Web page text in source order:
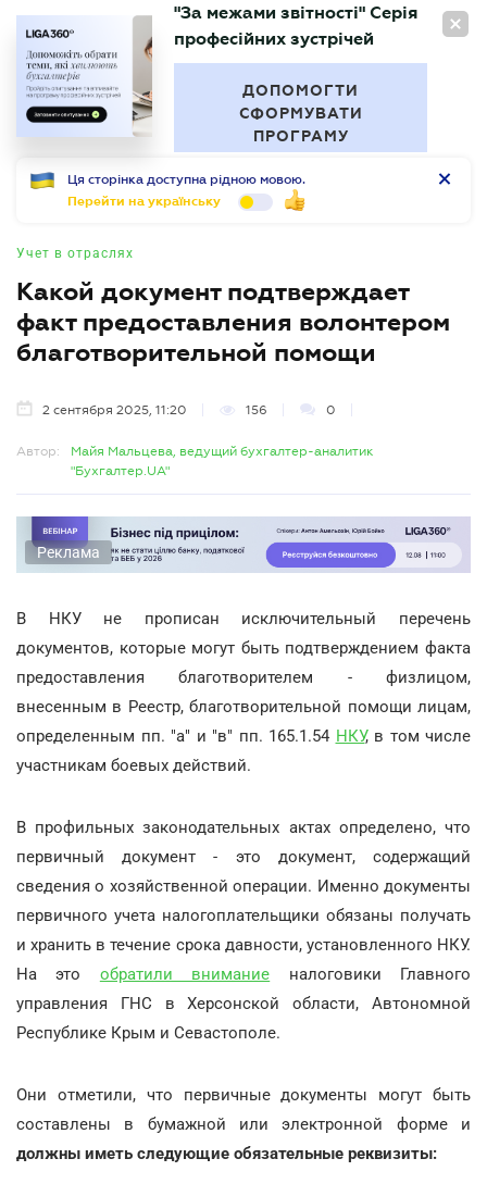
RU
БУХГАЛТЕР
"За межами звітності" Серія
професійних зустрічей
ДОПОМОГТИ
СФОРМУВАТИ
ПРОГРАМУ
Ця сторінка доступна рідною мовою.
Перейти на українську
Учет в отраслях
Какой документ подтверждает
факт предоставления волонтером
благотворительной помощи
2 сентября 2025, 11:20 156 0
Автор:
Майя Мальцева, ведущий бухгалтер-аналитик
"Бухгалтер.UA"
Реклама
В НКУ не прописан исключительный перечень
документов, которые могут быть подтверждением факта
предоставления благотворителем - физлицом,
внесенным в Реестр, благотворительной помощи лицам,
определенным пп. "а" и "в" пп. 165.1.54 НКУ, в том числе
участникам боевых действий.
В профильных законодательных актах определено, что
первичный документ - это документ, содержащий
сведения о хозяйственной операции. Именно документы
первичного учета налогоплательщики обязаны получать
и хранить в течение срока давности, установленного НКУ.
На это обратили внимание налоговики Главного
управления ГНС в Херсонской области, Автономной
Республике Крым и Севастополе.
Они отметили, что первичные документы могут быть
составлены в бумажной или электронной форме и
должны иметь следующие обязательные реквизиты: